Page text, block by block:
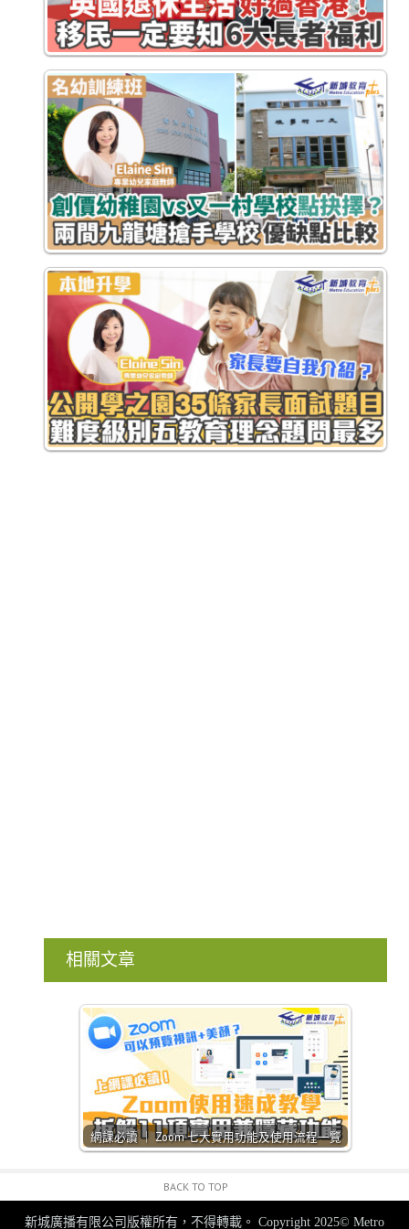
相關文章
網課必讀 ｜ Zoom 七大實用功能及使用流程一覽
BACK TO TOP
新城廣播有限公司版權所有，不得轉載。 Copyright 2025© Metro